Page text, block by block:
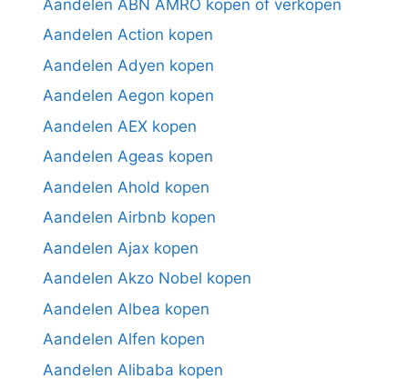
Aandelen ABN AMRO kopen of verkopen
Aandelen Action kopen
Aandelen Adyen kopen
Aandelen Aegon kopen
Aandelen AEX kopen
Aandelen Ageas kopen
Aandelen Ahold kopen
Aandelen Airbnb kopen
Aandelen Ajax kopen
Aandelen Akzo Nobel kopen
Aandelen Albea kopen
Aandelen Alfen kopen
Aandelen Alibaba kopen